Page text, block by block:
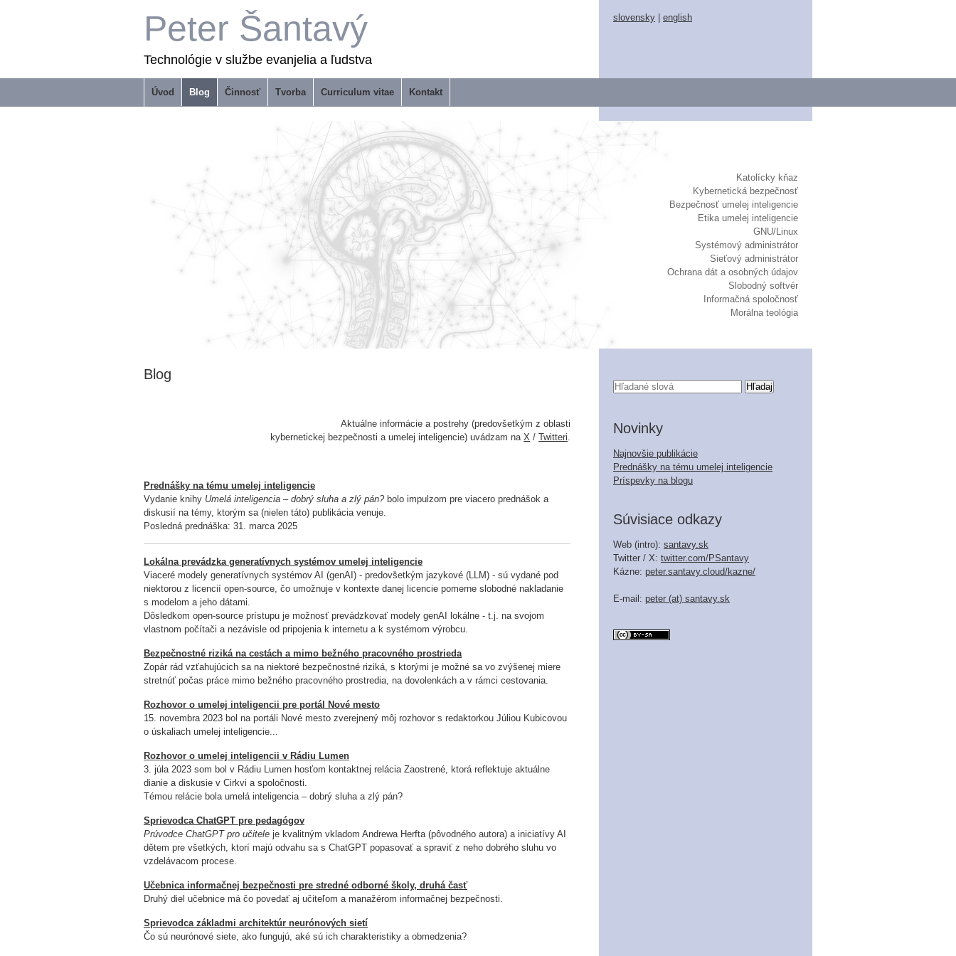
slovensky english
Peter Šantavý
Technológie v službe evanjelia a ľudstva
Úvod Blog Činnosť Tvorba Curriculum vitae Kontakt
Katolícky kňaz
Kybernetická bezpečnosť
Bezpečnosť umelej inteligencie
Etika umelej inteligencie
GNU/Linux
Systémový administrátor
Sieťový administrátor
Ochrana dát a osobných údajov
Slobodný softvér
Informačná spoločnosť
Morálna teológia
Blog
Aktuálne informácie a postrehy (predovšetkým z oblasti
kybernetickej bezpečnosti a umelej inteligencie) uvádzam na X / Twitteri.
Prednášky na tému umelej inteligencie
Vydanie knihy Umelá inteligencia – dobrý sluha a zlý pán?bolo impulzom pre viacero prednášok a
diskusií na témy, ktorým sa (nielen táto) publikácia venuje.
Posledná prednáška: 31. marca 2025
Lokálna prevádzka generatívnych systémov umelej inteligencie
Viaceré modely generatívnych systémov AI (genAI) - predovšetkým jazykové (LLM) - sú vydané pod
niektorou z licencií open-source, čo umožnuje v kontexte danej licencie pomerne slobodné nakladanie
s modelom a jeho dátami.
Dôsledkom open-source prístupu je možnosť prevádzkovať modely genAI lokálne - t.j. na svojom
vlastnom počítači a nezávisle od pripojenia k internetu a k systémom výrobcu.
Bezpečnostné riziká na cestách a mimo bežného pracovného prostrieda
Zopár rád vzťahujúcich sa na niektoré bezpečnostné riziká, s ktorými je možné sa vo zvýšenej miere
stretnúť počas práce mimo bežného pracovného prostredia, na dovolenkách a v rámci cestovania.
Rozhovor o umelej inteligencii pre portál Nové mesto
15. novembra 2023 bol na portáli Nové mesto zverejnený môj rozhovor s redaktorkou Júliou Kubicovou
o úskaliach umelej inteligencie...
Rozhovor o umelej inteligencii v Rádiu Lumen
3. júla 2023 som bol v Rádiu Lumen hosťom kontaktnej relácia Zaostrené, ktorá reflektuje aktuálne
dianie a diskusie v Cirkvi a spoločnosti.
Témou relácie bola umelá inteligencia – dobrý sluha a zlý pán?
Sprievodca ChatGPT pre pedagógov
Prúvodce ChatGPT pro učitele je kvalitným vkladom Andrewa Herfta (pôvodného autora) a iniciatívy AI
dětem pre všetkých, ktorí majú odvahu sa s ChatGPT popasovať a spraviť z neho dobrého sluhu vo
vzdelávacom procese.
Učebnica informačnej bezpečnosti pre stredné odborné školy, druhá časť
Druhý diel učebnice má čo povedať aj učiteľom a manažérom informačnej bezpečnosti.
Sprievodca základmi architektúr neurónových sietí
Čo sú neurónové siete, ako fungujú, aké sú ich charakteristiky a obmedzenia?
Novinky
Najnovšie publikácie
Prednášky na tému umelej inteligencie
Príspevky na blogu
Súvisiace odkazy
Web (intro): santavy.sk
Twitter / X: twitter.com/PSantavy
Kázne: peter.santavy.cloud/kazne/
E-mail: peter (at) santavy.sk